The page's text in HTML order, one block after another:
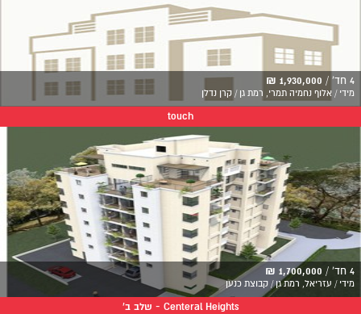
4 חד' / 1,930,000 ₪
מידי / אלוף נחמיה תמרי, רמת גן / קרן נדלן
touch
4 חד' / 1,700,000 ₪
מידי / עזריאל, רמת גן / קבוצת כנען
Centeral Heights - שלב ב'